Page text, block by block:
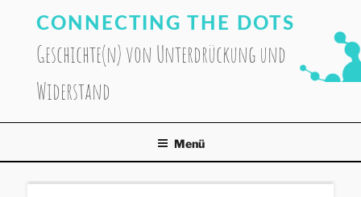
springen
CONNECTING THE DOTS
Geschichte(n) von Unterdrückung und
Widerstand
Menü